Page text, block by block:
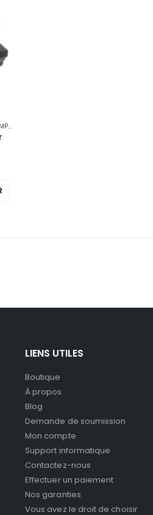
LIENS UTILES
Boutique
À propos
Blog
Demande de soumission
Mon compte
Support informatique
Contactez-nous
Effectuer un paiement
Nos garanties
Vous avez le droit de choisir